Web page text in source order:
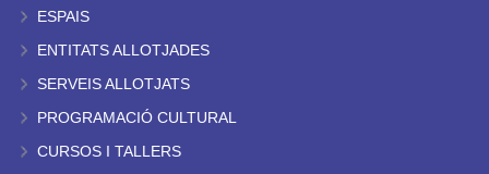
ESPAIS
ENTITATS ALLOTJADES
SERVEIS ALLOTJATS
PROGRAMACIÓ CULTURAL
CURSOS I TALLERS